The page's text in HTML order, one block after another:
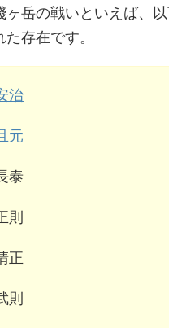
ヶ岳の戦いといえば、
存在です。
治
元
泰
則
正
則